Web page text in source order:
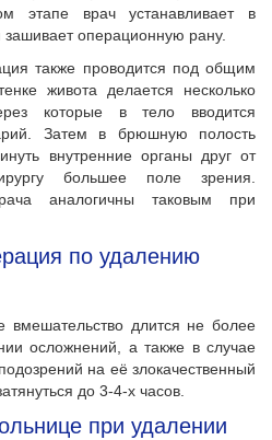
этапе врач устанавливает в
операционную рану.
также проводится под общим
живота делается несколько
которые в тело вводится
Затем в брюшную полость
внутренние органы друг от
большее поле зрения.
аналогичны таковым при
по удалению
вмешательство длится не более
осложнений, а также в случае
на её злокачественный
до 3-4-х часов.
при удалении